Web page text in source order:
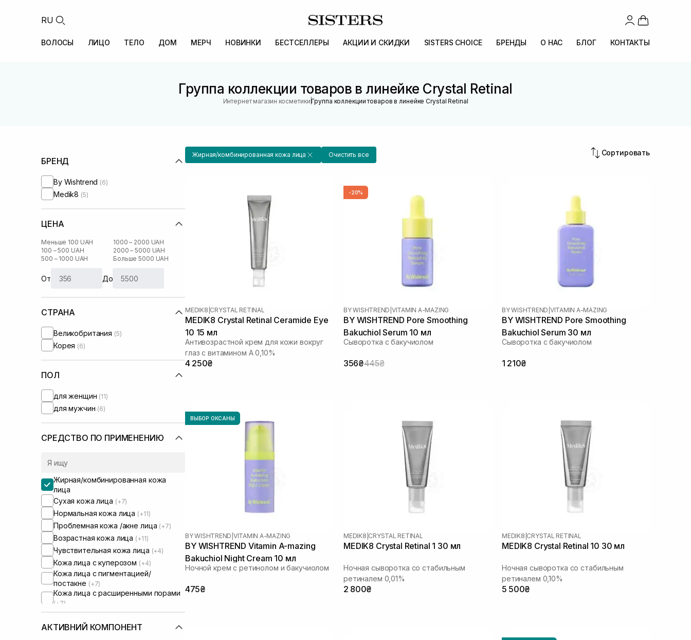
RU
ВОЛОСЫ ЛИЦО ТЕЛО ДОМ МЕРЧ НОВИНКИ БЕСТСЕЛЛЕРЫ АКЦИИ И СКИДКИ SISTERS CHOICE БРЕНДЫ О НАС БЛОГ КОНТАКТЫ
Группа коллекции товаров в линейке Crystal Retinal
Интернет магазин косметики |Группа коллекции товаров в линейке Crystal Retinal
БРЕНД
By Wishtrend (6)
Medik8 (5)
ЦЕНА
Меньше 100 UAH
100 – 500 UAH
500 – 1000 UAH
1000 – 2000 UAH
2000 – 5000 UAH
Больше 5000 UAH
От До
СТРАНА
Великобритания (5)
Корея (6)
ПОЛ
для женщин (11)
для мужчин (6)
СРЕДСТВО ПО ПРИМЕНЕНИЮ
Жирная/комбинированная кожа
лица
Сухая кожа лица (+7)
Нормальная кожа лица (+11)
Проблемная кожа /акне лица (+7)
Возрастная кожа лица (+11)
Чувствительная кожа лица (+4)
Кожа лица с куперозом (+4)
Кожа лица с пигментацией/
постакне (+7)
Кожа лица с расширенными порами
(+7)
Проблемная кожа тела(+1)
АКТИВНИЙ КОМПОНЕНТ
Жирная/комбинированная кожа лица Очистить все Сортировать
MEDIK8 CRYSTAL RETINAL
MEDIK8 Crystal Retinal Ceramide Eye
10 15 мл
Антивозрастной крем для кожи вокруг
глаз с витамином А 0,10%
4 250₴
-20%
BY WISHTREND VITAMIN A-MAZING
BY WISHTREND Pore Smoothing
Bakuchiol Serum 10 мл
Сыворотка с бакучиолом
356₴445₴
BY WISHTREND VITAMIN A-MAZING
BY WISHTREND Pore Smoothing
Bakuchiol Serum 30 мл
Сыворотка с бакучиолом
1 210₴
ВЫБОР ОКСАНЫ
BY WISHTREND VITAMIN A-MAZING
BY WISHTREND Vitamin A-mazing
Bakuchiol Night Cream 10 мл
Ночной крем с ретинолом и бакучиолом
475₴
MEDIK8 CRYSTAL RETINAL
MEDIK8 Crystal Retinal 1 30 мл
Ночная сыворотка со стабильным
ретиналем 0,01%
2 800₴
MEDIK8 CRYSTAL RETINAL
MEDIK8 Crystal Retinal 10 30 мл
Ночная сыворотка со стабильным
ретиналем 0,10%
5 500₴